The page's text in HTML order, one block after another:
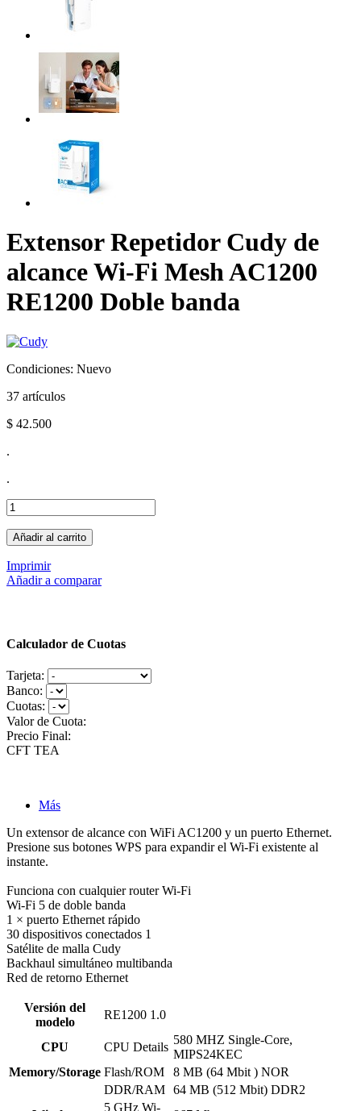
Extensor Repetidor Cudy de
alcance Wi-Fi Mesh AC1200
RE1200 Doble banda
Condiciones: Nuevo
37 artículos
$ 42.500
.
.
Añadir al carrito
Imprimir
Añadir a comparar
Calculador de Cuotas
Tarjeta:
Banco:
Cuotas:
Valor de Cuota:
Precio Final:
CFT TEA
Más
Un extensor de alcance con WiFi AC1200 y un puerto Ethernet.
Presione sus botones WPS para expandir el Wi-Fi existente al
instante.
Funciona con cualquier router Wi-Fi
Wi-Fi 5 de doble banda
1 × puerto Ethernet rápido
30 dispositivos conectados 1
Satélite de malla Cudy
Backhaul simultáneo multibanda
Red de retorno Ethernet
Versión del
modelo
RE1200 1.0
CPU CPU Details
580 MHZ Single-Core,
MIPS24KEC
Memory/Storage Flash/ROM
8 MB (64 Mbit ) NOR
DDR/RAM 64 MB (512 Mbit) DDR2
5 GHz Wi-